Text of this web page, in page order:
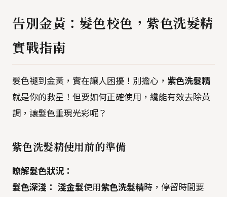
告別金黃：髮色校色，紫色洗髮精
實戰指南
髮色褪到金黃，實在讓人困擾！別擔心， 紫色洗髮精
就是你的救星！但要如何正確使用，纔能有效去除黃
調，讓髮色重現光彩呢？
紫色洗髮精使用前的準備
瞭解髮色狀況：
髮色深淺： 淺金髮使用 紫色洗髮精時，停留時間要